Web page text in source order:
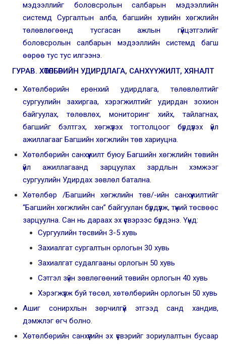
мэдээллийг боловсролын салбарын мэдээллийн
системд Сургалтын алба, багшийн хувийн хөгжлийн
төлөвлөгөөнд тусгасан ажлын гүйцэтгэлийг
боловсролын салбарын мэдээллийн системд багш
өөрөө тус тус илгээнэ.
ГУРАВ. ХӨТӨЛБӨРИЙН УДИРДЛАГА, САНХҮҮЖИЛТ, ХЯНАЛТ
Хөтөлбөрийн ерөнхий удирдлага, төлөвлөлтийг
сургуулийн захиргаа, хэрэгжилтийг удирдан зохион
байгуулах, төлөвлөх, мониторинг хийх, тайлагнах,
багшийг бэлтгэх, хөгжүүлэх тогтолцоог бүрдүүлэх үйл
ажиллагааг Багшийн хөгжлийн төв хариуцна.
Хөтөлбөрийн санхүүжилт буюу Багшийн хөгжлийн төвийн
үйл ажиллагаанд зарцуулах зардлын хэмжээг
сургуулийн Удирдах зөвлөл батална.
Хөтөлбөр /Багшийн хөгжлийн төв/-ийн санхүүжилтийг
“Багшийн хөгжлийн сан” байгуулан бүрдүүлж, түүний төсвөөс
зарцуулна. Сан нь дараах эх үүсвэрээс бүрдэнэ. Үүнд:
Сургуулийн төсвийн 3-5 хувь
Захиалгат сургалтын орлогын 30 хувь
Захиалгат судалгааны орлогын 50 хувь
Сэтгэл зүйн зөвлөгөөний төвийн орлогын 40 хувь
Хэрэгжүүлж буй төсөл, хөтөлбөрийн орлогын 50 хувь
Ашиг сонирхлын зөрчилгүй этгээд санд хандив,
дэмжлэг өгч болно.
Хөтөлбөрийн санхүүгийн эх үүсвэрийг зориулалтын бусаар